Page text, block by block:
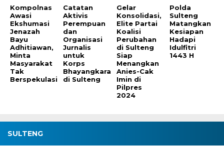
Kompolnas
Awasi
Ekshumasi
Jenazah
Bayu
Adhitiawan,
Minta
Masyarakat
Tak
Berspekulasi
Catatan
Aktivis
Perempuan
dan
Organisasi
Jurnalis
untuk
Korps
Bhayangkara
di Sulteng
Gelar
Konsolidasi,
Elite Partai
Koalisi
Perubahan
di Sulteng
Siap
Menangkan
Anies-Cak
Imin di
Pilpres
2024
Polda
Sulteng
Matangkan
Kesiapan
Hadapi
Idulfitri
1443 H
SULTENG